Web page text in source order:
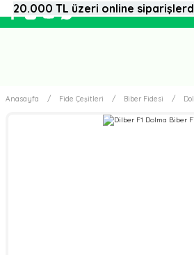
Anasayfa Fide Çeşitleri Biber Fidesi
20.000 TL üzeri online